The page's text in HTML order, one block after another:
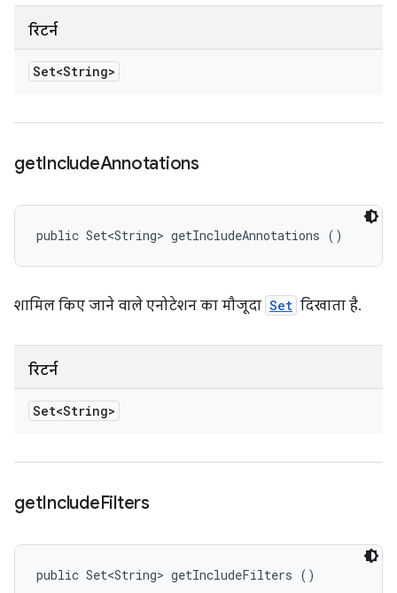
रिटर्न
Set<String>
getIncludeAnnotations
public Set<String> getIncludeAnnotations ()
शामिल किए जाने वाले एनोटेशन का मौजूदा Set दिखाता है.
रिटर्न
Set<String>
getIncludeFilters
public Set<String> getIncludeFilters ()